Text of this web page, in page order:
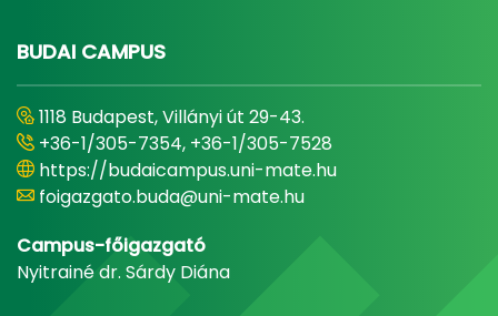
BUDAI CAMPUS
1118 Budapest, Villányi út 29-43.
+36-1/305-7354, +36-1/305-7528
https://budaicampus.uni-mate.hu
foigazgato.buda@uni-mate.hu
Campus-főigazgató
Nyitrainé dr. Sárdy Diána